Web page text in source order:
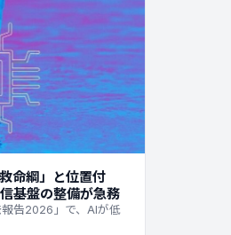
命綱」と位置付
基盤の整備が急務
告2026」で、AIが低